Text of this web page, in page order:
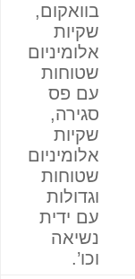
בוואקום,
שקיות
אלומיניום
שטוחות
עם פס
סגירה,
שקיות
אלומיניום
שטוחות
וגדולות
עם ידית
נשיאה
וכו’.